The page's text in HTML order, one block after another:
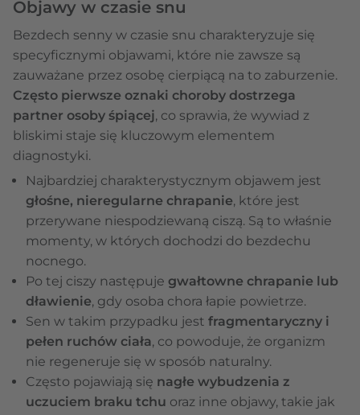
Objawy w czasie snu
Bezdech senny w czasie snu charakteryzuje się
specyficznymi objawami, które nie zawsze są
zauważane przez osobę cierpiącą na to zaburzenie.
Często pierwsze oznaki choroby dostrzega
partner osoby śpiącej, co sprawia, że wywiad z
bliskimi staje się kluczowym elementem
diagnostyki.
Najbardziej charakterystycznym objawem jest
głośne, nieregularne chrapanie, które jest
przerywane niespodziewaną ciszą. Są to właśnie
momenty, w których dochodzi do bezdechu
nocnego.
Po tej ciszy następuje gwałtowne chrapanie lub
dławienie, gdy osoba chora łapie powietrze.
Sen w takim przypadku jest fragmentaryczny i
pełen ruchów ciała, co powoduje, że organizm
nie regeneruje się w sposób naturalny.
Często pojawiają się nagłe wybudzenia z
uczuciem braku tchu oraz inne objawy, takie jak